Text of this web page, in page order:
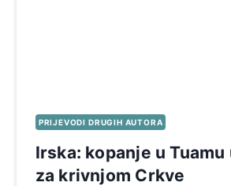
PRIJEVODI DRUGIH AUTORA
Irska: kopanje u
za krivnjom Crkve